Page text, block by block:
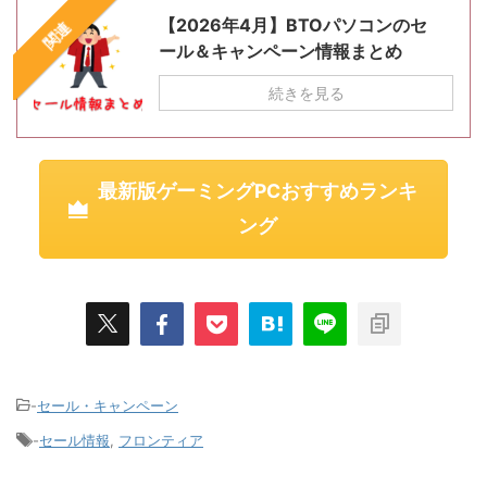
関連
【2026年4月】BTOパソコンのセ
ール＆キャンペーン情報まとめ
続きを見る
最新版ゲーミングPCおすすめランキ
ング
-セール・キャンペーン
-セール情報 フロンティア